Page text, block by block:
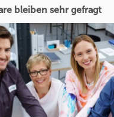
bleiben sehr gefragt